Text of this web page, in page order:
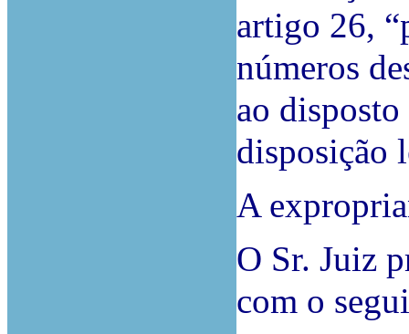
artigo 26,
números
ao disposto
A
O Sr. Juiz
com o